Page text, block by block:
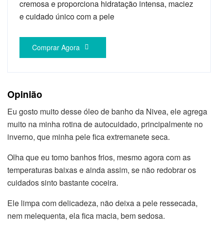
cremosa e proporciona hidratação intensa, maciez
e cuidado único com a pele
Comprar Agora
Opinião
Eu gosto muito desse óleo de banho da Nivea, ele agrega
muito na minha rotina de autocuidado, principalmente no
inverno, que minha pele fica extremanete seca.
Olha que eu tomo banhos frios, mesmo agora com as
temperaturas baixas e ainda assim, se não redobrar os
cuidados sinto bastante coceira.
Ele limpa com delicadeza, não deixa a pele ressecada,
nem melequenta, ela fica macia, bem sedosa.